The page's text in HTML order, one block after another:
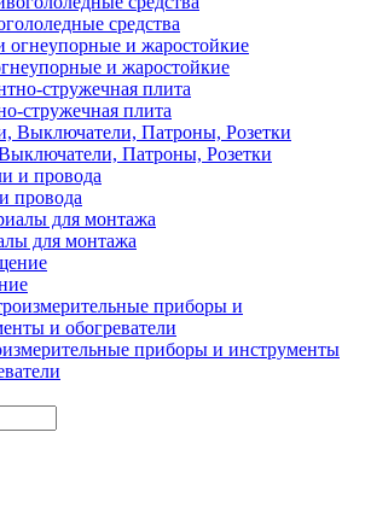
средства
и жаростойкие
стружечная плита
Патроны, Розетки
провода
для монтажа
приборы и инструменты